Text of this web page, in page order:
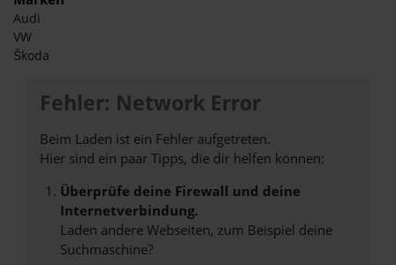
Audi
VW
Škoda
Fehler: Network Error
Beim Laden ist ein Fehler aufgetreten.
Hier sind ein paar Tipps, die dir helfen können:
Überprüfe deine Firewall und deine
Internetverbindung.
Laden andere Webseiten, zum Beispiel deine
Suchmaschine?